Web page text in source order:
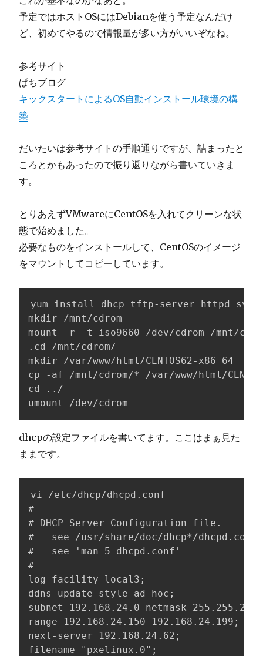
予定ではホストOSにはDebianを使う予定なんだけ
ど、初めてやるので情報量が多い方がいいぞなね。
参考サイト
ぱちブログ
キックスタートによるOS自動インストール環境の構
築
だいたいは参考サイトの手順通りですが、詰まったと
ころとかもあったので振り返りながら書いていきま
す。
とりあえずVMwareにCentOSを入れてクリーンな状
態で始めました。
必要なものをインストールして、CentOSのイメージ
をマウントしてコピーしています。
yum install dhcp tftp-server httpd
mkdir /mnt/cdrom
mount -r -t iso9660 /dev/cdrom /mnt/
.cd /mnt/cdrom/
mkdir /var/www/html/CENTOS62-x86_64
cp -af /mnt/cdrom/* /var/www/html/
cd ../
umount /dev/cdrom
dhcpの設定ファイルを書いてます。ここはまぁ見た
ままです。
vi /etc/dhcp/dhcpd.conf
#
# DHCP Server Configuration file.
#   see /usr/share/doc/dhcp*/
#   see 'man 5 dhcpd.conf'
#
log-facility local3;
ddns-update-style ad-hoc;
subnet 192.168.24.0 netmask
range 192.168.24.150 192.168.24.199;
next-server 192.168.24.62;
filename "pxelinux.0";